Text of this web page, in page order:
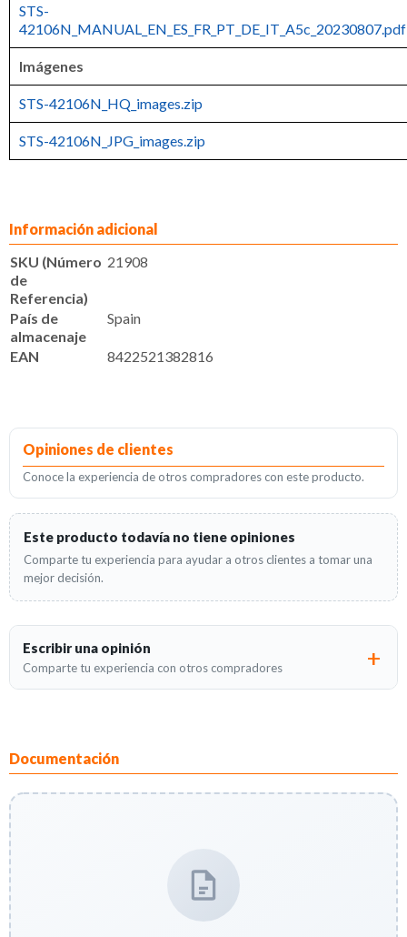
STS-
42106N_MANUAL_EN_ES_FR_PT_DE_IT_A5c_20230807.pdf
Imágenes
STS-42106N_HQ_images.zip
STS-42106N_JPG_images.zip
Información adicional
SKU (Número
de
Referencia)
21908
País de
almacenaje
Spain
EAN 8422521382816
Opiniones de clientes
Conoce la experiencia de otros compradores con este producto.
Este producto todavía no tiene opiniones
Comparte tu experiencia para ayudar a otros clientes a tomar una
mejor decisión.
Escribir una opinión
Comparte tu experiencia con otros compradores
Documentación